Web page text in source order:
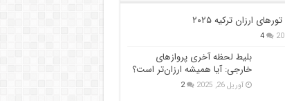
ارزان ترکیه ۲۰۲۵
4
بلیط لحظه آخری پروازهای
خارجی: آیا همیشه ارزان‌تر است؟
آوریل 26, 2025 2